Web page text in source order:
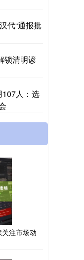
代“通报批
锁清明谚
人：选
注市场动